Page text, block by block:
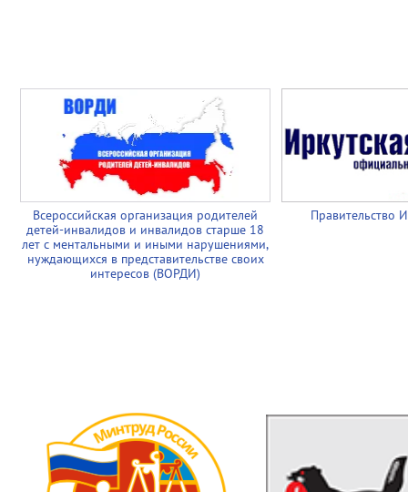
Всероссийская организация родителей
детей-инвалидов и инвалидов старше 18
лет с ментальными и иными нарушениями,
нуждающихся в представительстве своих
интересов (ВОРДИ)
Правительство